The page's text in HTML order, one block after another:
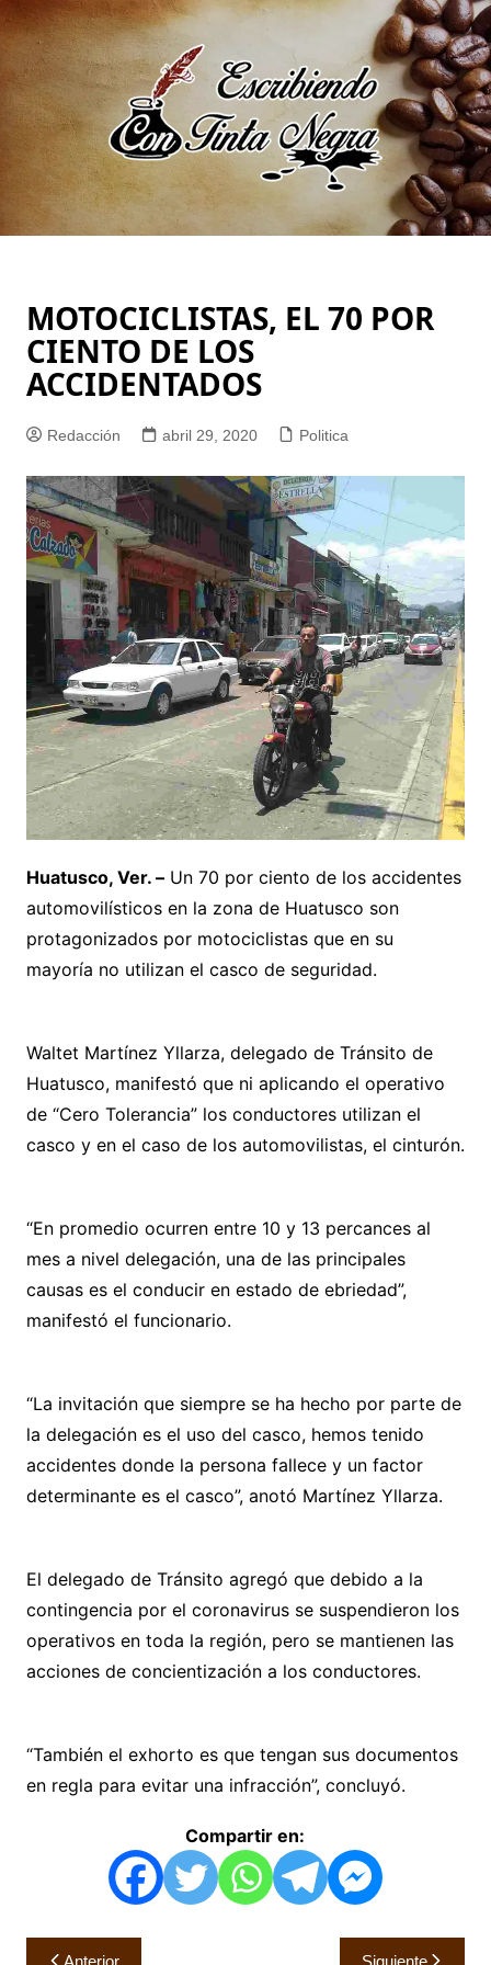
Saltar
al
contenido
MOTOCICLISTAS, EL 70 POR
CIENTO DE LOS
ACCIDENTADOS
Redacción abril 29, 2020 Politica
Huatusco, Ver. –Un 70 por ciento de los accidentes
automovilísticos en la zona de Huatusco son
protagonizados por motociclistas que en su
mayoría no utilizan el casco de seguridad.
Waltet Martínez Yllarza, delegado de Tránsito de
Huatusco, manifestó que ni aplicando el operativo
de “Cero Tolerancia” los conductores utilizan el
casco y en el caso de los automovilistas, el cinturón.
“En promedio ocurren entre 10 y 13 percances al
mes a nivel delegación, una de las principales
causas es el conducir en estado de ebriedad”,
manifestó el funcionario.
“La invitación que siempre se ha hecho por parte de
la delegación es el uso del casco, hemos tenido
accidentes donde la persona fallece y un factor
determinante es el casco”, anotó Martínez Yllarza.
El delegado de Tránsito agregó que debido a la
contingencia por el coronavirus se suspendieron los
operativos en toda la región, pero se mantienen las
acciones de concientización a los conductores.
“También el exhorto es que tengan sus documentos
en regla para evitar una infracción”, concluyó.
Compartir en:
Navegación
Anterior Siguiente